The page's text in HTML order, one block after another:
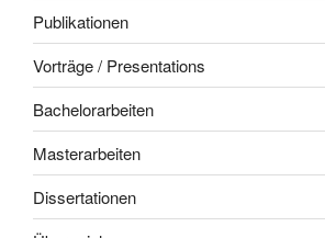
Publikationen
Vorträge / Presentations
Bachelorarbeiten
Masterarbeiten
Dissertationen